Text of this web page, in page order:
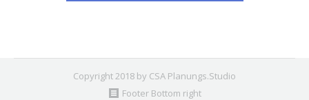
Copyright 2018 by CSA Planungs.Studio
Footer Bottom right